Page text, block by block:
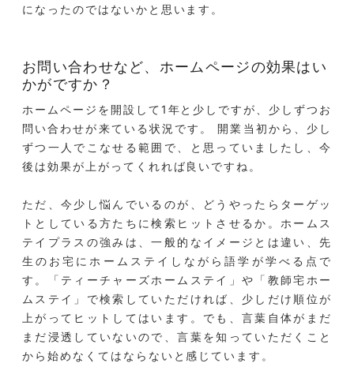
になったのではないかと思います。
お問い合わせなど、ホームページの効果はい
かがですか？
ホームページを開設して1年と少しですが、少しずつお
問い合わせが来ている状況です。 開業当初から、少し
ずつ一人でこなせる範囲で、と思っていましたし、今
後は効果が上がってくれれば良いですね。
ただ、今少し悩んでいるのが、どうやったらターゲッ
トとしている方たちに検索ヒットさせるか。ホームス
テイプラスの強みは、一般的なイメージとは違い、先
生のお宅にホームステイしながら語学が学べる点で
す。「ティーチャーズホームステイ」や「教師宅ホー
ムステイ」で検索していただければ、少しだけ順位が
上がってヒットしてはいます。でも、言葉自体がまだ
まだ浸透していないので、言葉を知っていただくこと
から始めなくてはならないと感じています。